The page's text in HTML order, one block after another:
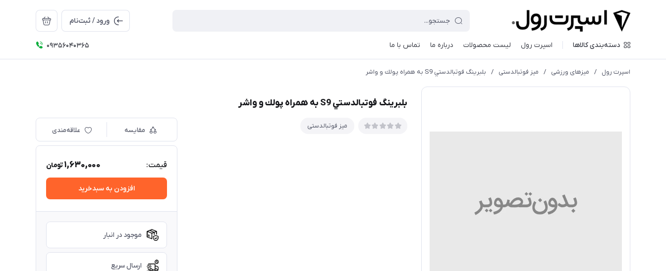
ورود / ثبت‌نام
دسته‌بندی کالاها اسپرت رول لیست محصولات درباره ما تماس با ما 09356040365
اسپرت رول / میزهای ورزشی / میز فوتبالدستی / بلبرينگ فوتبالدستي S9 به همراه پولك و واشر
بلبرينگ فوتبالدستي S9 به همراه پولك و واشر
میز فوتبالدستی
مقایسه علاقه‌مندی
قیمت: 1,630,000تومان
افزودن به سبدخرید
موجود در انبار
ارسال سریع